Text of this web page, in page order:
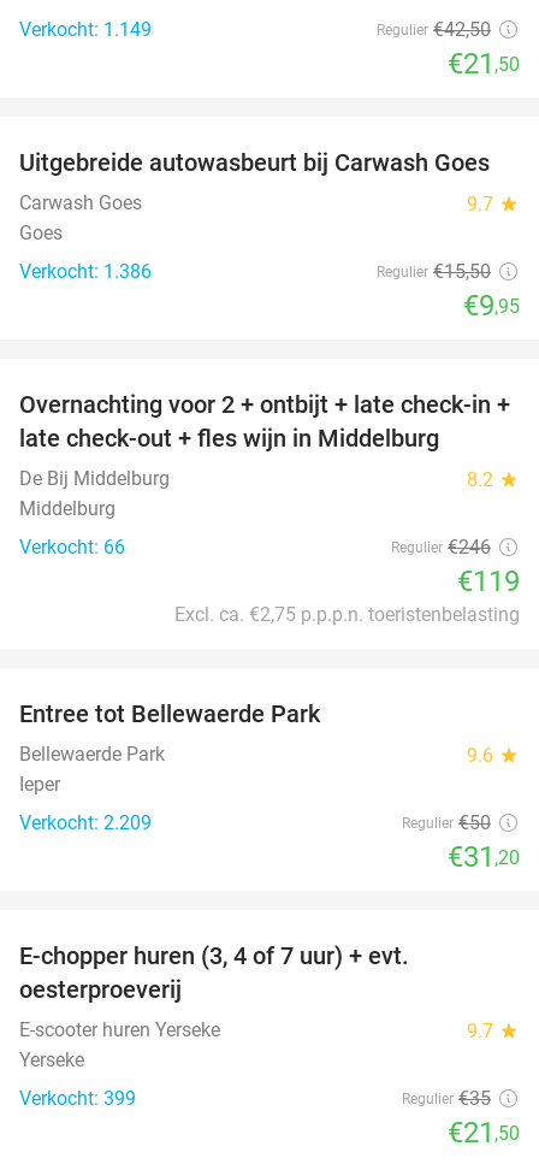
Verkocht: 1.149
Regulier €42,50
€21 ,50
36%
Uitgebreide autowasbeurt bij Carwash Goes
Carwash Goes 9.7 star
Goes
Verkocht: 1.386
Regulier €15,50
€9,95
52%
Overnachting voor 2 + ontbijt + late check-in +
late check-out + fles wijn in Middelburg
De Bij Middelburg 8.2 star
Middelburg
Verkocht: 66
Regulier €246
€119
Excl. ca. €2,75 p.p.p.n. toeristenbelasting
Entree tot Bellewaerde Park
Bellewaerde Park 9.6 star
Ieper
Verkocht: 2.209
Regulier €50
€31 ,20
E-chopper huren (3, 4 of 7 uur) + evt.
oesterproeverij
E-scooter huren Yerseke 9.7 star
Yerseke
Verkocht: 399
Regulier €35
€21 ,50